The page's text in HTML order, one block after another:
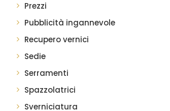
Prezzi
Pubblicità ingannevole
Recupero vernici
Sedie
Serramenti
Spazzolatrici
Sverniciatura